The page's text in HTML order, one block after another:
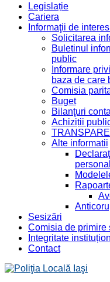
Legislație
Cariera
Informaţii de
Solicitarea
Buletinul
public
Informare
baza de care
Comisia
Buget
Bilanţuri
Achiziții
Alte informatii
Sesizări
Comisia de primire
Integritate
Contact